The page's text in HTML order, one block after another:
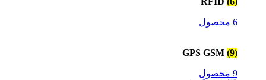
6 محصول
GPS GSM (9)
9 محصول